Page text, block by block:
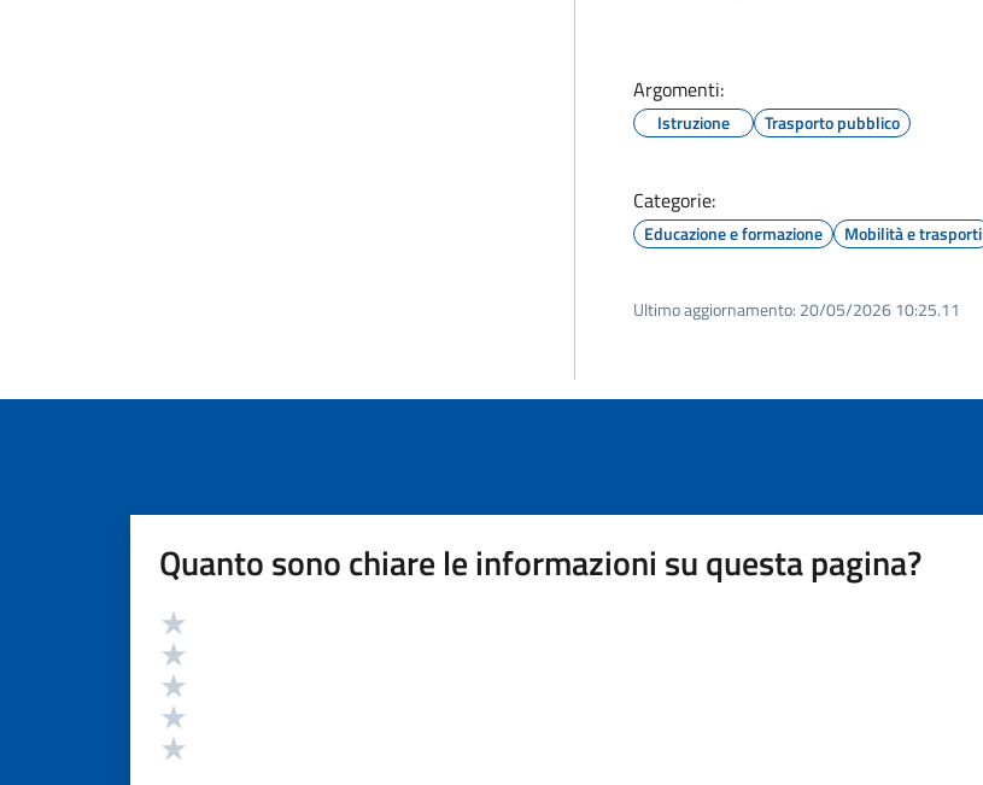
Argomenti:
Istruzione Trasporto pubblico
Categorie:
Educazione e formazione Mobilità e trasporti
Ultimo aggiornamento: 20/05/2026 10:25.11
Quanto sono chiare le informazioni su questa pagina?
Valutazione